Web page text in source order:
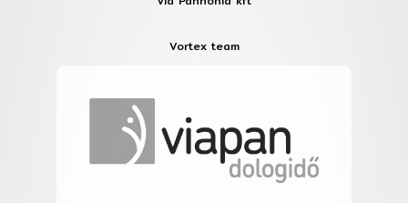
Vortex team